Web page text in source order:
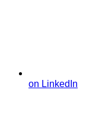
on LinkedIn